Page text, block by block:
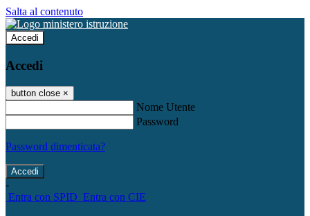
Salta al contenuto
Accedi
Accedi
button close ×
Nome Utente
Password
Password dimenticata?
-
Entra con SPID Entra con CIE